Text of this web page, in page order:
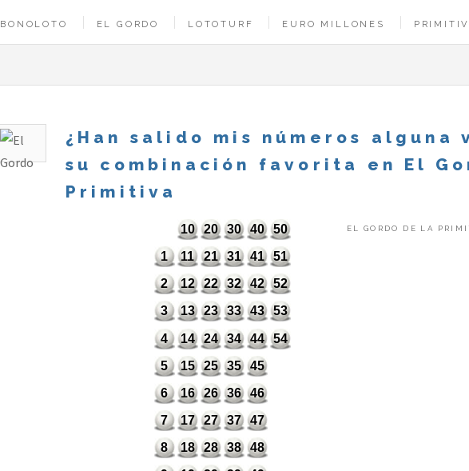
BONOLOTO EL GORDO LOTOTURF EURO MILLONES
¿Han salido mis números alguna
su combinación favorita en El
Primitiva
10 20 30 40 50
1 11 21 31 41 51
2 12 22 32 42 52
3 13 23 33 43 53
4 14 24 34 44 54
5 15 25 35 45
6 16 26 36 46
7 17 27 37 47
8 18 28 38 48
EL GORDO DE LA